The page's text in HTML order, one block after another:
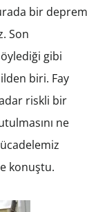
bir deprem
Son
gibi
biri. Fay
riskli bir
ne
konuştu.